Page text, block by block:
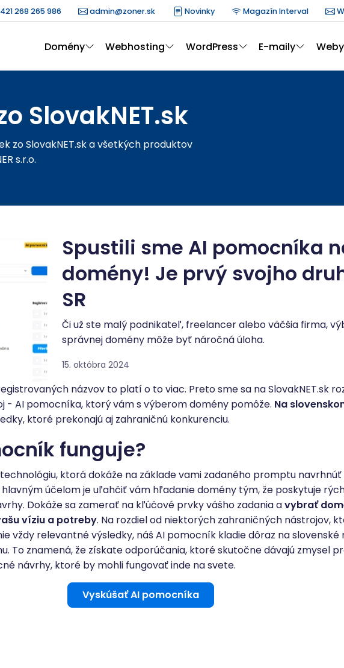
268 265 986 admin@zoner.sk Novinky Magazín Interval
Domény Webhosting WordPress E-maily Weby
SlovakNET.sk
zo SlovakNET.sk a všetkých produktov
s.r.o.
Spustili sme AI pomocníka
domény! Je prvý svojho
SR
Či už ste malý podnikateľ, freelancer alebo väčšia firma,
správnej domény môže byť náročná úloha.
15. októbra 2024
názvov to platí o to viac. Preto sme sa na SlovakNET.sk
- AI pomocníka, ktorý vám s výberom domény pomôže. Na
ktoré prekonajú aj zahraničnú konkurenciu.
funguje?
ktorá dokáže na základe vami zadaného promptu
účelom je uľahčiť vám hľadanie domény tým, že poskytuje
Dokáže sa zamerať na kľúčové prvky vášho zadania avybrať
víziu a potreby. Na rozdiel od niektorých zahraničných nástrojov,
vždy relevantné výsledky, náš AI pomocník kladie dôraz na slovenské
To znamená, že získate odporúčania, ktoré skutočne dávajú zmysel
návrhy, ktoré by mohli fungovať inde na svete.
Vyskúšať AI pomocníka